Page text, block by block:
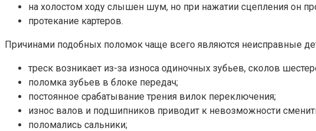
на холостом ходу слышен шум, но при нажатии сцепления он
протекание картеров.
Причинами подобных поломок чаще всего являются неисправные
треск возникает из-за износа одиночных зубьев, сколов
поломка зубьев в блоке передач;
постоянное срабатывание трения вилок переключения;
износ валов и подшипников приводит к невозможности
поломались сальники;